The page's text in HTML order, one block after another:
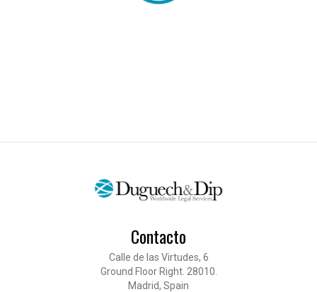
Contacto
Calle de las Virtudes, 6
Ground Floor Right. 28010.
Madrid, Spain